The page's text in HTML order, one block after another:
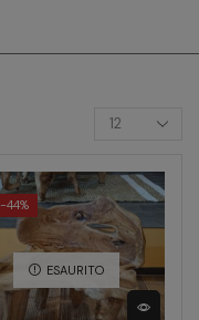
-44%
ESAURITO